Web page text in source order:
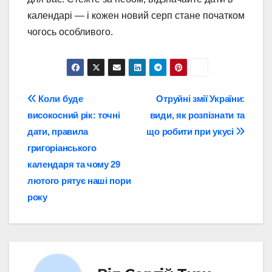
календарі — і кожен новий серп стане початком
чогось особливого.
Навігація
записів
Отруйні змії України:
види, як розпізнати та
що робити при укусі
Коли буде
високосний рік: точні
дати, правила
григоріанського
календаря та чому 29
лютого рятує наші пори
року